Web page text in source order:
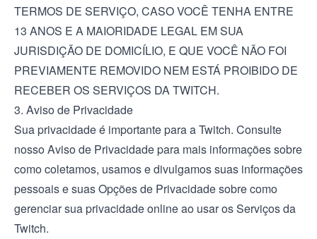
TERMOS DE SERVIÇO, CASO VOCÊ TENHA ENTRE
13 ANOS E A MAIORIDADE LEGAL EM SUA
JURISDIÇÃO DE DOMICÍLIO, E QUE VOCÊ NÃO FOI
PREVIAMENTE REMOVIDO NEM ESTÁ PROIBIDO DE
RECEBER OS SERVIÇOS DA TWITCH.
3. Aviso de Privacidade
Sua privacidade é importante para a Twitch. Consulte
nossoAviso de Privacidadepara mais informações sobre
como coletamos, usamos e divulgamos suas informações
pessoais e suasOpções de Privacidadesobre como
gerenciar sua privacidade online ao usar os Serviços da
Twitch.